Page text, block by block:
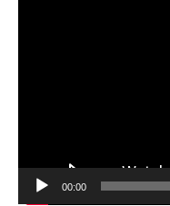
00:00